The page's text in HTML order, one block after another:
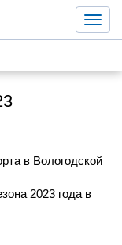
в Вологодской
2023 года в